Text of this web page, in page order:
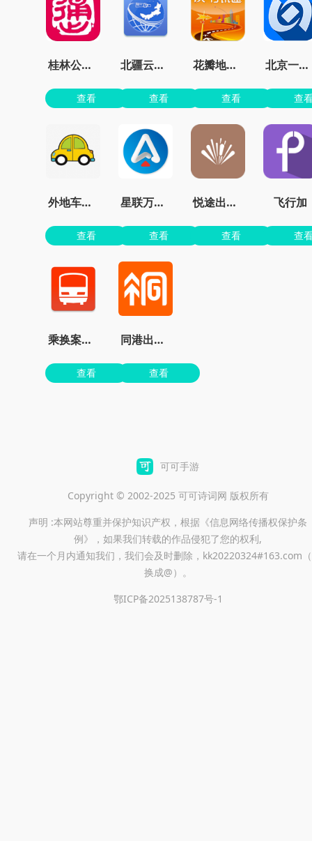
桂林公交车到站实时查询app
查看
北疆云遥app官方版
查看
花瓣地图最新版本
查看
北京一卡通官方免费
查
外地车在京畅行APP
查看
星联万物定位
查看
悦途出行管家app
查看
飞行加
查
乘换案内官网
查看
同港出行车主端
查看
可可手游
Copyright © 2002-2025 可可诗词网 版权所有
声明 :本网站尊重并保护知识产权，根据《信息网络传播权保护条
例》，如果我们转载的作品侵犯了您的权利,
请在一个月内通知我们，我们会及时删除，kk20220324#163.com
换成@）。
鄂ICP备2025138787号-1